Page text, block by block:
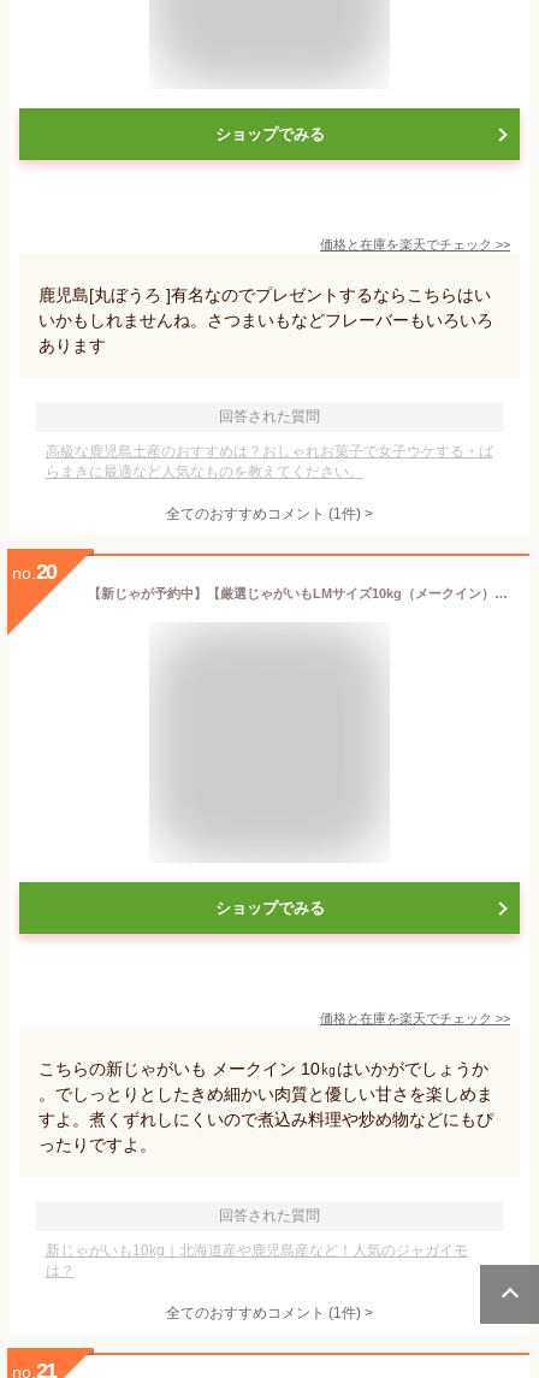
ショップでみる
価格と在庫を楽天でチェック >>
鹿児島[丸ぼうろ ]有名なのでプレゼントするならこちらはい
いかもしれませんね。さつまいもなどフレーバーもいろいろ
あります
回答された質問
高級な鹿児島土産のおすすめは？おしゃれお菓子で女子ウケする・ば
らまきに最適など人気なものを教えてください。
全てのおすすめコメント (1件) >
no. 20
【新じゃが予約中】【厳選じゃがいもLMサイズ10kg（メークイン）】送料無料（沖縄除く）プレゼント付・お試し価格・【岩手県二戸市産・数量限定】関口農園のこだわりじゃがいも（メークイン）・LサイズMサイズ混合【RCP】
ショップでみる
価格と在庫を楽天でチェック >>
こちらの新じゃがいも メークイン 10㎏はいかがでしょうか
。でしっとりとしたきめ細かい肉質と優しい甘さを楽しめま
すよ。煮くずれしにくいので煮込み料理や炒め物などにもぴ
ったりですよ。
回答された質問
新じゃがいも10kg｜北海道産や鹿児島産など！人気のジャガイモ
は？
全てのおすすめコメント (1件) >
no. 21